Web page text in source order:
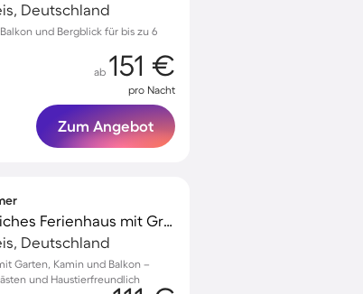
Deutschland
und Bergblick für bis zu 6
ab 151 €
pro Nacht
Zum Angebot
Familienorientiertes gemütliches Ferienhaus mit Grill, Garten und Terrasse | Gartenblick | Haustiere sind willkommen
Deutschland
Garten, Kamin und Balkon –
und Haustierfreundlich